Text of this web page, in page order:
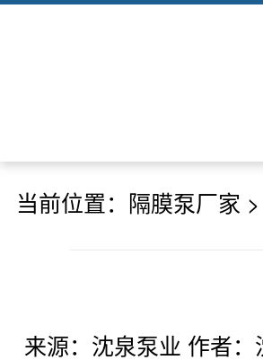
当前位置： 隔膜泵厂家 >
来源：沈泉泵业 作者